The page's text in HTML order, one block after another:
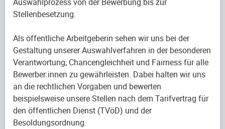
Stellenbesetzung.
Als öffentliche Arbeitgeberin sehen wir uns bei der
Gestaltung unserer Auswahlverfahren in der besonderen
Verantwortung, Chancengleichheit und Fairness für alle
Bewerber:innen zu gewährleisten. Dabei halten wir uns
an die rechtlichen Vorgaben und bewerten
beispielsweise unsere Stellen nach dem Tarifvertrag für
den öffentlichen Dienst (TVöD) und der
Besoldungsordnung.